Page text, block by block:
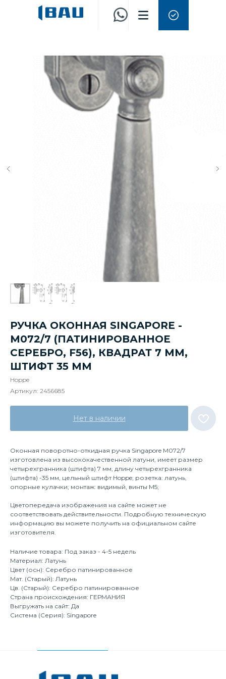
РУЧКА ОКОННАЯ SINGAPORE -
M072/7 (ПАТИНИРОВАННОЕ
СЕРЕБРО, F56), КВАДРАТ 7 ММ,
ШТИФТ 35 ММ
Hoppe
Артикул: 2456685
Нет в наличии
Оконная поворотно-откидная ручка Singapore M072/7
изготовлена из высококачественной латуни, имеет размер
четырехгранника (штифта) 7 мм, длину четырехгранника
(штифта) -35 мм, цельный штифт Hoppe; розетка: латунь,
опорные кулачки; монтаж: видимый, винты M5;
Цветопередача изображения на сайте может не
соответствовать действительности. Подробную техническую
информацию вы можете получить на официальном сайте
изготовителя.
Наличие товара: Под заказ - 4-5 недель
Материал: Латунь
Цвет (осн): Серебро патинированное
Мат. (Старый): Латунь
Цв. (Старый): Серебро патинированное
Страна происхождения: ГЕРМАНИЯ
Выгружать на сайт: Да
Система (Серия): Singapore